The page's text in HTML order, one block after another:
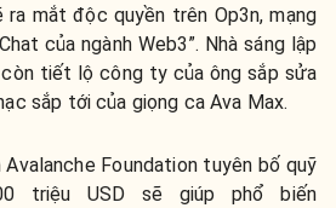
ra mắt độc quyền trên Op3n, mạng
của ngành Web3”. Nhà sáng lập
tiết lộ công ty của ông sắp sửa
sắp tới của giọng ca Ava Max.
Foundation tuyên bố quỹ
triệu USD sẽ giúp phổ biến